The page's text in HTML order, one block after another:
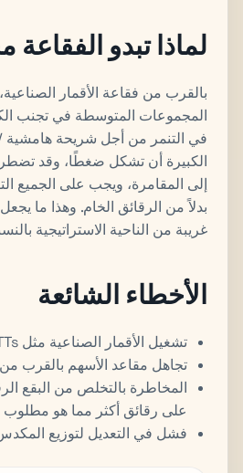
لماذا تبدو الفقاعة
بالقرب من فقاعة الأقمار
المجموعات المتوسطة في تجنب
الكبيرة أن تشكل ضغطًا، وقد
إلى المقامرة، ويجب على الجميع
بدلاً من الرقائق الخام. وهذا ما
غريبة من الناحية الاستراتيجية
الأخطاء الشائعة
تشغيل الأقمار الصناعية مثل MTTs العادية.
تجاهل مقاعد الأسهم بالقرب
المخاطرة بالتخلص من البقع
على رقائق أكثر مما هو مطلوب
فشل في التعديل لتوزيع